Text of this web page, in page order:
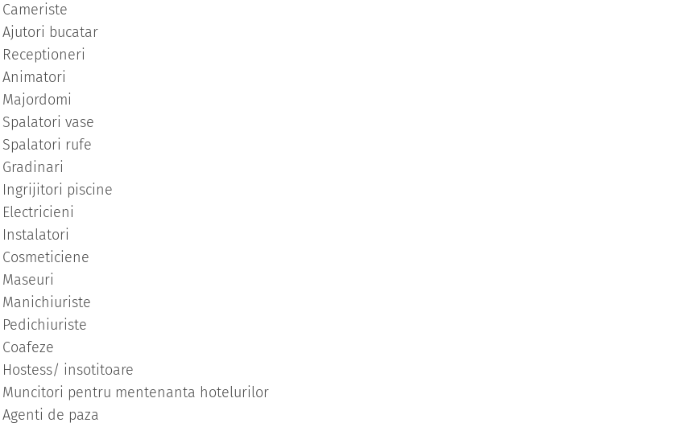
Cameriste
Ajutori bucatar
Receptioneri
Animatori
Majordomi
Spalatori vase
Spalatori rufe
Gradinari
Ingrijitori piscine
Electricieni
Instalatori
Cosmeticiene
Maseuri
Manichiuriste
Pedichiuriste
Coafeze
Hostess/ insotitoare
Muncitori pentru mentenanta hotelurilor
Agenti de paza